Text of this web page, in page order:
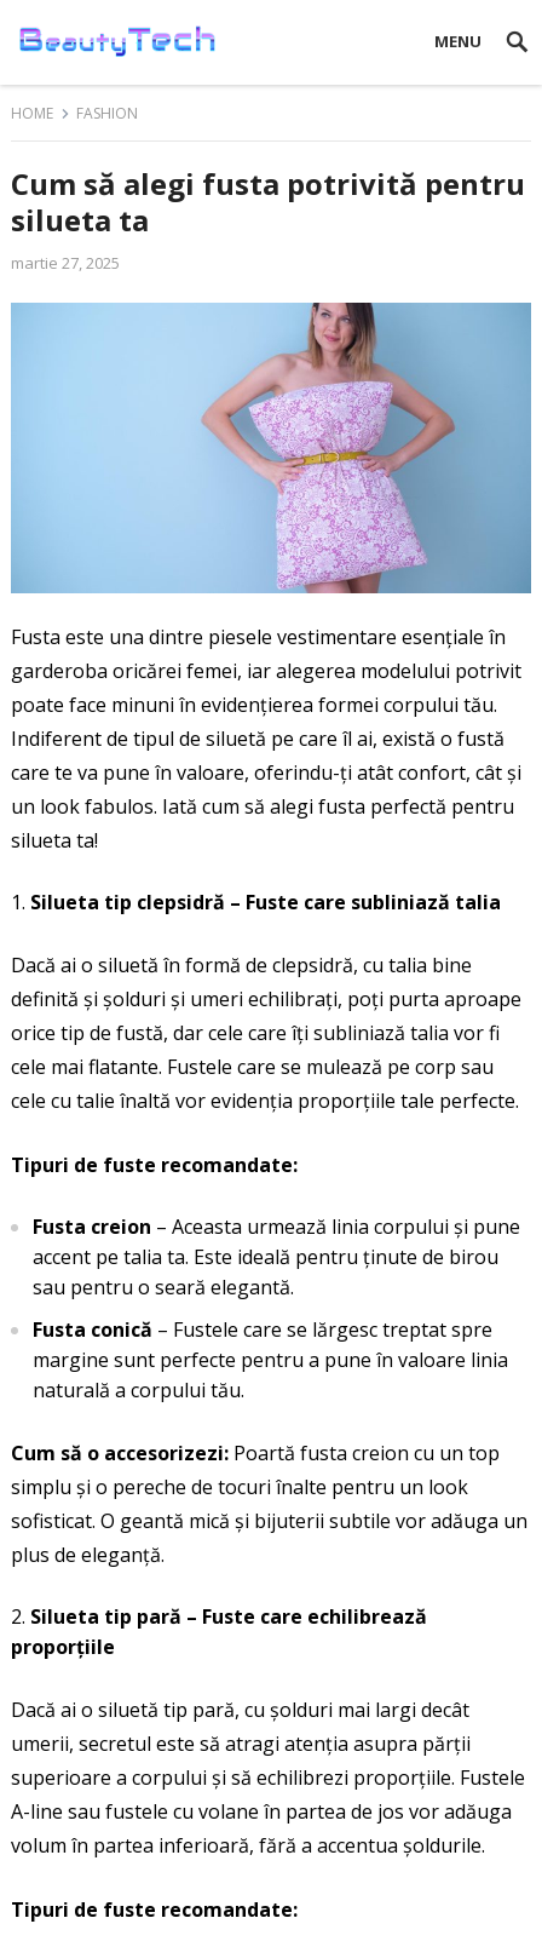
MENU
HOME FASHION
Cum să alegi fusta potrivită pentru
silueta ta
martie 27, 2025
Fusta este una dintre piesele vestimentare esențiale în
garderoba oricărei femei, iar alegerea modelului potrivit
poate face minuni în evidențierea formei corpului tău.
Indiferent de tipul de siluetă pe care îl ai, există o fustă
care te va pune în valoare, oferindu-ți atât confort, cât și
un look fabulos. Iată cum să alegi fusta perfectă pentru
silueta ta!
Silueta tip clepsidră – Fuste care subliniază talia
Dacă ai o siluetă în formă de clepsidră, cu talia bine
definită și șolduri și umeri echilibrați, poți purta aproape
orice tip de fustă, dar cele care îți subliniază talia vor fi
cele mai flatante. Fustele care se mulează pe corp sau
cele cu talie înaltă vor evidenția proporțiile tale perfecte.
Tipuri de fuste recomandate:
Fusta creion – Aceasta urmează linia corpului și pune
accent pe talia ta. Este ideală pentru ținute de birou
sau pentru o seară elegantă.
Fusta conică – Fustele care se lărgesc treptat spre
margine sunt perfecte pentru a pune în valoare linia
naturală a corpului tău.
Cum să o accesorizezi:Poartă fusta creion cu un top
simplu și o pereche de tocuri înalte pentru un look
sofisticat. O geantă mică și bijuterii subtile vor adăuga un
plus de eleganță.
Silueta tip pară – Fuste care echilibrează
proporțiile
Dacă ai o siluetă tip pară, cu șolduri mai largi decât
umerii, secretul este să atragi atenția asupra părții
superioare a corpului și să echilibrezi proporțiile. Fustele
A-line sau fustele cu volane în partea de jos vor adăuga
volum în partea inferioară, fără a accentua șoldurile.
Tipuri de fuste recomandate: